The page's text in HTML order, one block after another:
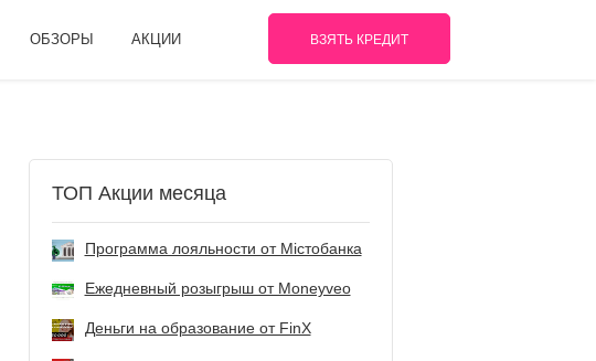
ОБЗОРЫ АКЦИИ ВЗЯТЬ КРЕДИТ
ТОП Акции месяца
Программа лояльности от Містобанка
Ежедневный розыгрыш от Мoneyveo
Деньги на образование от FinX